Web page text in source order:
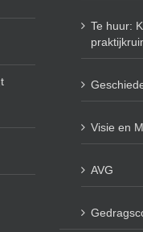
Te huur:
Visie en
AVG